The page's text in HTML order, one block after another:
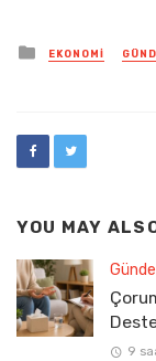
Posted
in
EKONOMI
YOU MAY
9